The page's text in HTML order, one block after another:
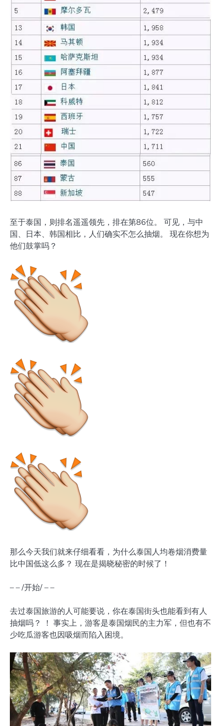
至于泰国，则排名遥遥领先，排在第86位。 可见，与中
国、日本、韩国相比，人们确实不怎么抽烟。 现在你想为
他们鼓掌吗？
那么今天我们就来仔细看看，为什么泰国人均卷烟消费量
比中国低这么多？ 现在是揭晓秘密的时候了！
– – /开始/ – –
去过泰国旅游的人可能要说，你在泰国街头也能看到有人
抽烟吗？ ！ 事实上，游客是泰国烟民的主力军，但也有不
少吃瓜游客也因吸烟而陷入困境。